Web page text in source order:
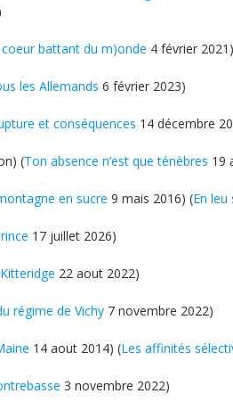
coeur battant du m)onde 4 février 2021)
les Allemands 6 février 2023)
et conséquences 14 décembre
(Ton absence n’est que ténèbres 19
en sucre 9 mais 2016) (En leu
17 juillet 2026)
22 aout 2022)
régime de Vichy 7 novembre 2022)
14 aout 2014) (Les affinités
3 novembre 2022)